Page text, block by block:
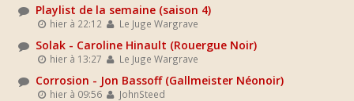
Playlist de la semaine (saison 4)
hier à 22:12 Le Juge Wargrave
Solak - Caroline Hinault (Rouergue Noir)
hier à 13:27 Le Juge Wargrave
Corrosion - Jon Bassoff (Gallmeister Néonoir)
hier à 09:56 JohnSteed